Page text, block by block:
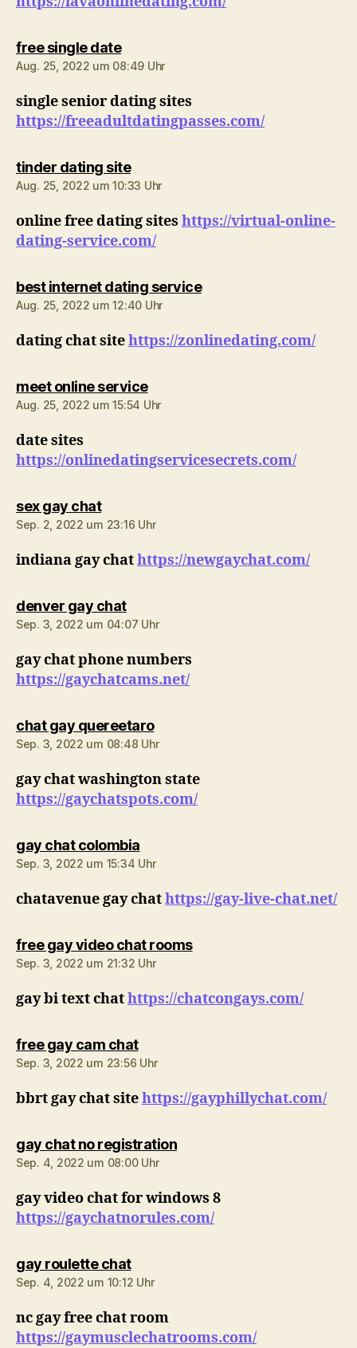
free single datesagt:
Aug. 25, 2022 um 08:49 Uhr
single senior dating sites
https://freeadultdatingpasses.com/
tinder dating sitesagt:
Aug. 25, 2022 um 10:33 Uhr
online free dating sites https://virtual-online-
dating-service.com/
best internet dating servicesagt:
Aug. 25, 2022 um 12:40 Uhr
dating chat sitehttps://zonlinedating.com/
meet online servicesagt:
Aug. 25, 2022 um 15:54 Uhr
date sites
https://onlinedatingservicesecrets.com/
sex gay chatsagt:
Sep. 2, 2022 um 23:16 Uhr
indiana gay chathttps://newgaychat.com/
denver gay chatsagt:
Sep. 3, 2022 um 04:07 Uhr
gay chat phone numbers
https://gaychatcams.net/
chat gay quereetarosagt:
Sep. 3, 2022 um 08:48 Uhr
gay chat washington state
https://gaychatspots.com/
gay chat colombiasagt:
Sep. 3, 2022 um 15:34 Uhr
chatavenue gay chathttps://gay-live-chat.net/
free gay video chat roomssagt:
Sep. 3, 2022 um 21:32 Uhr
gay bi text chathttps://chatcongays.com/
free gay cam chatsagt:
Sep. 3, 2022 um 23:56 Uhr
bbrt gay chat sitehttps://gayphillychat.com/
gay chat no registrationsagt:
Sep. 4, 2022 um 08:00 Uhr
gay video chat for windows 8
https://gaychatnorules.com/
gay roulette chatsagt:
Sep. 4, 2022 um 10:12 Uhr
nc gay free chat room
https://gaymusclechatrooms.com/